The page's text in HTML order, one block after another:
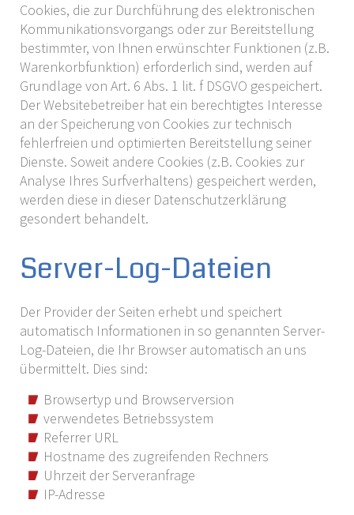
Cookies, die zur Durchführung des elektronischen
Kommunikationsvorgangs oder zur Bereitstellung
bestimmter, von Ihnen erwünschter Funktionen (z.B.
Warenkorbfunktion) erforderlich sind, werden auf
Grundlage von Art. 6 Abs. 1 lit. f DSGVO gespeichert.
Der Websitebetreiber hat ein berechtigtes Interesse
an der Speicherung von Cookies zur technisch
fehlerfreien und optimierten Bereitstellung seiner
Dienste. Soweit andere Cookies (z.B. Cookies zur
Analyse Ihres Surfverhaltens) gespeichert werden,
werden diese in dieser Datenschutzerklärung
gesondert behandelt.
Server-Log-Dateien
Der Provider der Seiten erhebt und speichert
automatisch Informationen in so genannten Server-
Log-Dateien, die Ihr Browser automatisch an uns
übermittelt. Dies sind:
Browsertyp und Browserversion
verwendetes Betriebssystem
Referrer URL
Hostname des zugreifenden Rechners
Uhrzeit der Serveranfrage
IP-Adresse